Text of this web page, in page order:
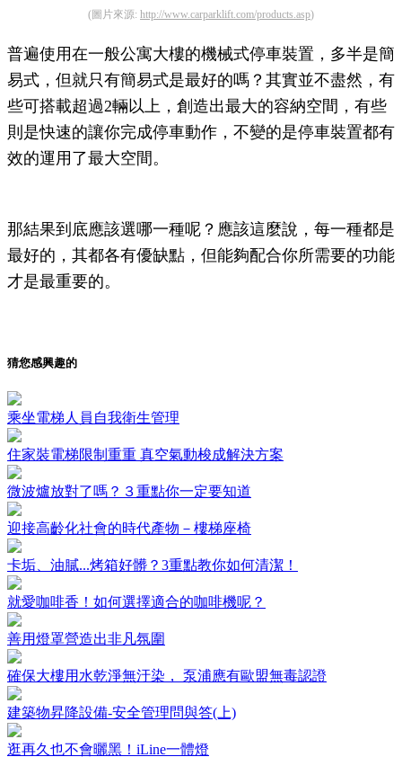
(圖片來源: http://www.carparklift.com/products.asp)
普遍使用在一般公寓大樓的機械式停車裝置，多半是簡
易式，但就只有簡易式是最好的嗎？其實並不盡然，有
些可搭載超過2輛以上，創造出最大的容納空間，有些
則是快速的讓你完成停車動作，不變的是停車裝置都有
效的運用了最大空間。
那結果到底應該選哪一種呢？應該這麼說，每一種都是
最好的，其都各有優缺點，但能夠配合你所需要的功能
才是最重要的。
猜您感興趣的
乘坐電梯人員自我衛生管理
住家裝電梯限制重重 真空氣動梭成解決方案
微波爐放對了嗎？３重點你一定要知道
迎接高齡化社會的時代產物－樓梯座椅
卡垢、油膩...烤箱好髒？3重點教你如何清潔！
就愛咖啡香！如何選擇適合的咖啡機呢？
善用燈罩營造出非凡氛圍
確保大樓用水乾淨無汙染， 泵浦應有歐盟無毒認證
建築物昇降設備-安全管理問與答(上)
逛再久也不會曬黑！iLine一體燈